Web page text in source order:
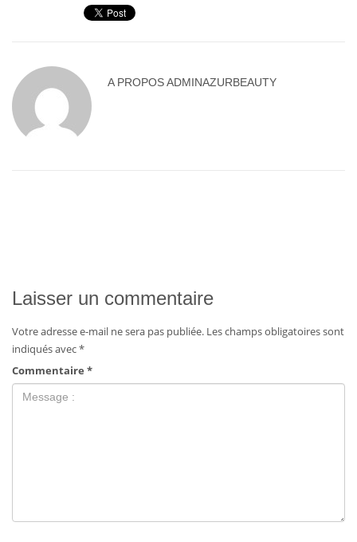
A PROPOSADMINAZURBEAUTY
Laisser un commentaire
Votre adresse e-mail ne sera pas publiée. Les champs obligatoires sont
indiqués avec*
Commentaire *